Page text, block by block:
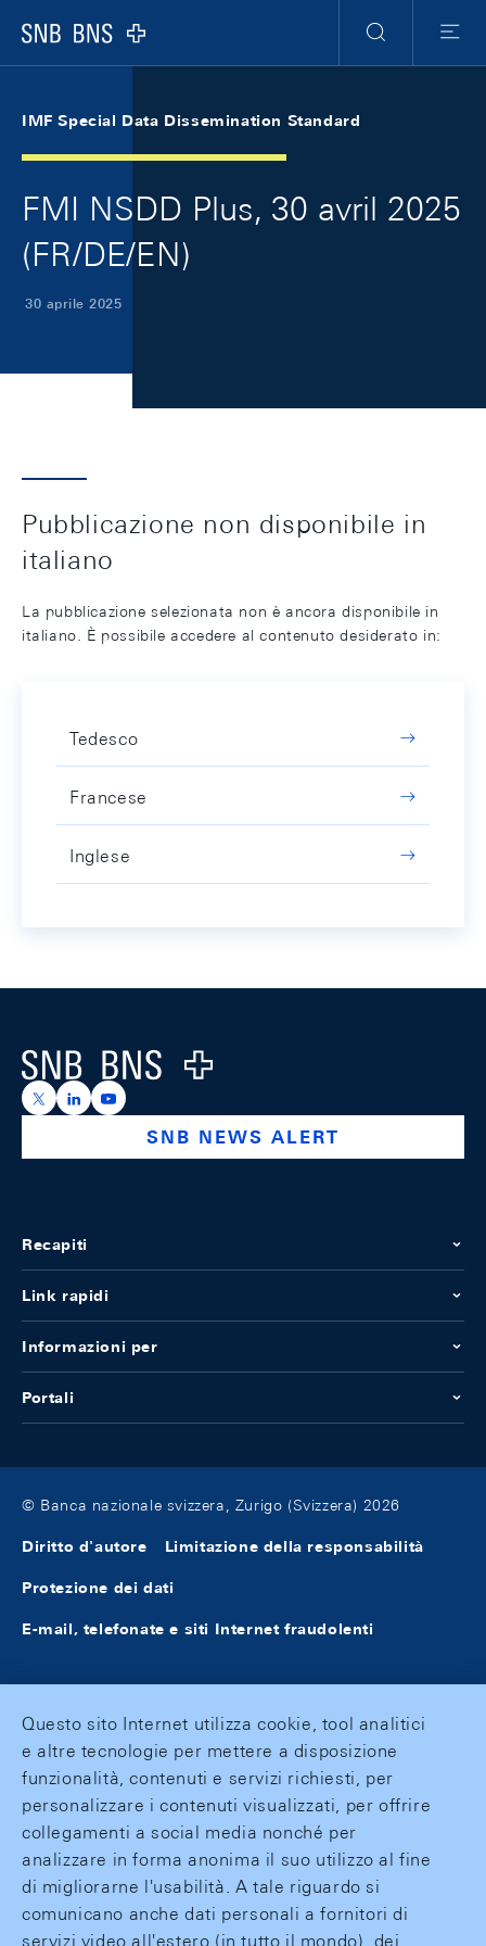
Logo
Ricerca
Menu
IMF Special Data Dissemination Standard
FMI NSDD Plus, 30 avril 2025
(FR/DE/EN)
30 aprile 2025
Pubblicazione non disponibile in
italiano
La pubblicazione selezionata non è ancora disponibile in
italiano. È possibile accedere al contenuto desiderato in:
Tedesco
Francese
Inglese
Logo
https://x.com/snb_bns
https://ch.linkedin.com/company/swiss-national-
https://www.youtube.com/@swissnationalbank
SNB NEWS ALERT
Recapiti
Link rapidi
Informazioni per
Portali
© Banca nazionale svizzera, Zurigo (Svizzera) 2026
Diritto d'autore Limitazione della responsabilità
Protezione dei dati
E-mail, telefonate e siti Internet fraudolenti
Questo sito Internet utilizza cookie, tool analitici
e altre tecnologie per mettere a disposizione
funzionalità, contenuti e servizi richiesti, per
personalizzare i contenuti visualizzati, per offrire
collegamenti a social media nonché per
analizzare in forma anonima il suo utilizzo al fine
di migliorarne l'usabilità. A tale riguardo si
comunicano anche dati personali a fornitori di
servizi video all'estero (in tutto il mondo), dei